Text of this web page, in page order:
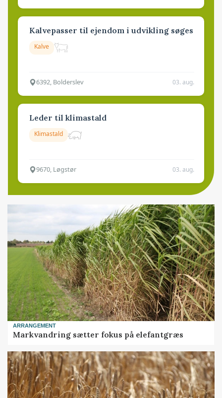
Kalvepasser til ejendom i udvikling søges
Kalve
6392, Bolderslev 03. aug.
Leder til klimastald
Klimastald
9670, Løgstør 03. aug.
ARRANGEMENT
Markvandring sætter fokus på elefantgræs